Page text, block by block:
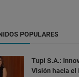
POPULARES
Tupi S.A.:
Visión hacia el